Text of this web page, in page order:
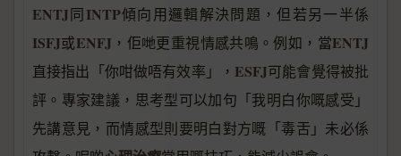
ENTJ同INTP傾向用邏輯解決問題，但若另一半係
ISFJ或ENFJ ，佢哋更重視情感共鳴。例如，當ENTJ
直接指出「你咁做唔有效率」， ESFJ可能會覺得被批
評。專家建議，思考型可以加句「我明白你嘅感受」
先講意見，而情感型則要明白對方嘅「毒舌」未必係